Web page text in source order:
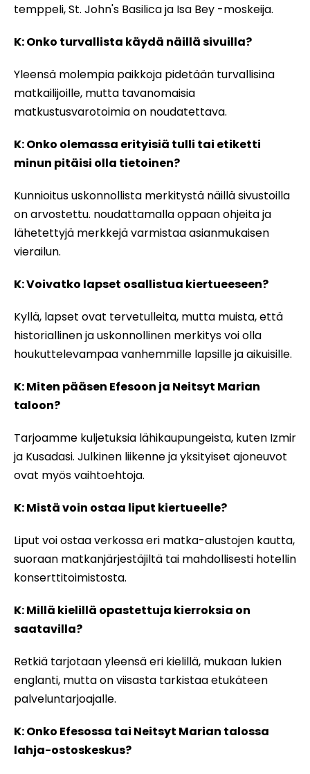
temppeli, St. John's Basilica ja Isa Bey -moskeija.
K: Onko turvallista käydä näillä sivuilla?
Yleensä molempia paikkoja pidetään turvallisina
matkailijoille, mutta tavanomaisia
matkustusvarotoimia on noudatettava.
K: Onko olemassa erityisiä tulli tai etiketti
minun pitäisi olla tietoinen?
Kunnioitus uskonnollista merkitystä näillä sivustoilla
on arvostettu. noudattamalla oppaan ohjeita ja
lähetettyjä merkkejä varmistaa asianmukaisen
vierailun.
K: Voivatko lapset osallistua kiertueeseen?
Kyllä, lapset ovat tervetulleita, mutta muista, että
historiallinen ja uskonnollinen merkitys voi olla
houkuttelevampaa vanhemmille lapsille ja aikuisille.
K: Miten pääsen Efesoon ja Neitsyt Marian
taloon?
Tarjoamme kuljetuksia lähikaupungeista, kuten Izmir
ja Kusadasi. Julkinen liikenne ja yksityiset ajoneuvot
ovat myös vaihtoehtoja.
K: Mistä voin ostaa liput kiertueelle?
Liput voi ostaa verkossa eri matka-alustojen kautta,
suoraan matkanjärjestäjiltä tai mahdollisesti hotellin
konserttitoimistosta.
K: Millä kielillä opastettuja kierroksia on
saatavilla?
Retkiä tarjotaan yleensä eri kielillä, mukaan lukien
englanti, mutta on viisasta tarkistaa etukäteen
palveluntarjoajalle.
K: Onko Efesossa tai Neitsyt Marian talossa
lahja-ostoskeskus?